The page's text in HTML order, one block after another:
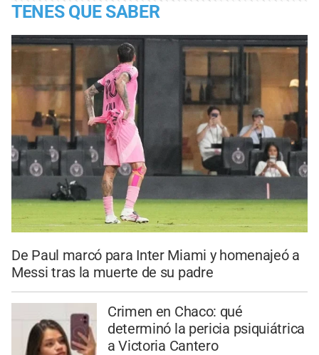
TENES QUE SABER
De Paul marcó para Inter Miami y homenajeó a
Messi tras la muerte de su padre
Crimen en Chaco: qué
determinó la pericia psiquiátrica
a Victoria Cantero